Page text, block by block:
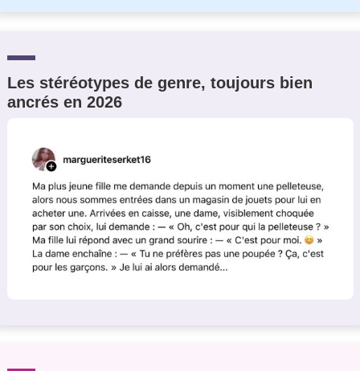
Les stéréotypes de genre, toujours bien
ancrés en 2026